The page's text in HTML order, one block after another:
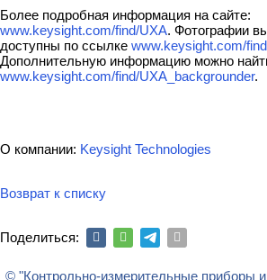
Более подробная информация на сайте:
www.keysight.com/find/UXA. Фотографии
доступны по ссылке www.keysight.com/
Дополнительную информацию можно
www.keysight.com/find/UXA_backgrounder.
О компании: Keysight Technologies
Возврат к списку
Поделиться:
© "Контрольно-измерительные приборы